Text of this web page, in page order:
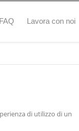
FAQ Lavora con noi
di utilizzo di un